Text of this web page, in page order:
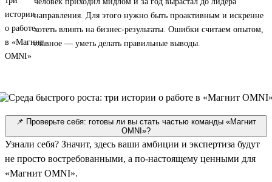
направления. Для этого нужно быть проактивным и искренне
хотеть влиять на бизнес-результаты. Ошибки считаем опытом,
главное — уметь делать правильные выводы.
📌 Проверьте себя: готовы ли вы стать частью команды «Магнит
OMNI»?
Узнали себя? Значит, здесь ваши амбиции и экспертиза будут
не просто востребованными, а по-настоящему ценными для
«Магнит OMNI».